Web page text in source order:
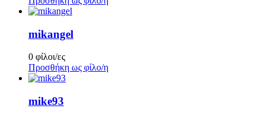
mikangel
0 φίλοι/ες
Προσθήκη ως φίλο/η
mike93